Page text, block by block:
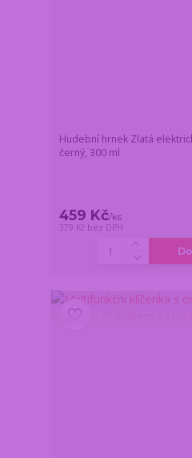
Hudební hrnek Zlatá
černý, 300 ml
459 Kč/ks
379 Kč bez DPH